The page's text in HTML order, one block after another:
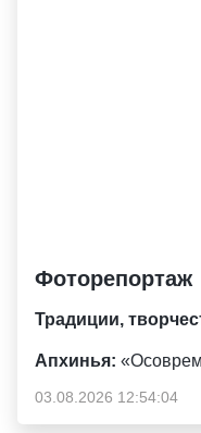
Фоторепортаж
Традиции,
Апхинья:
03.08.2026 12:54:04